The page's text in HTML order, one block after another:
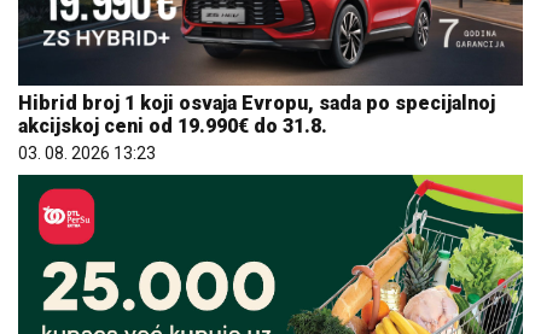
Hibrid broj 1 koji osvaja Evropu, sada po specijalnoj
akcijskoj ceni od 19.990€ do 31.8.
03. 08. 2026 13:23